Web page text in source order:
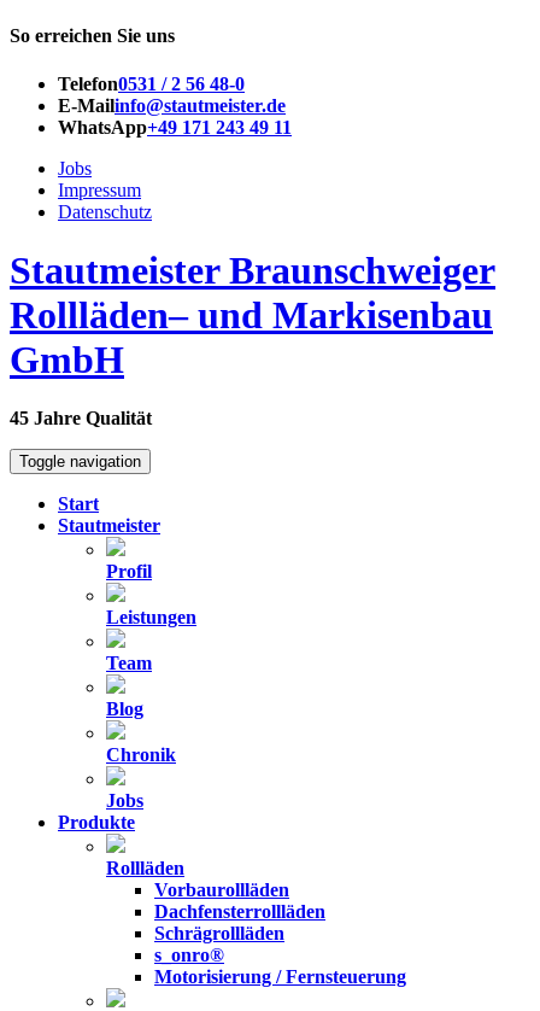
So erreichen Sie uns
Telefon0531 / 2 56 48-0
E-Mailinfo@stautmeister.de
WhatsApp+49 171 243 49 11
Jobs
Impressum
Datenschutz
Stautmeister Braunschweiger
Rollläden– und Markisenbau
GmbH
45 Jahre Qualität
Toggle navigation
Start
Stautmeister
Profil
Leistungen
Team
Blog
Chronik
Jobs
Produkte
Rollläden
Vorbaurollläden
Dachfensterrollläden
Schrägrollläden
s_onro®
Motorisierung / Fernsteuerung